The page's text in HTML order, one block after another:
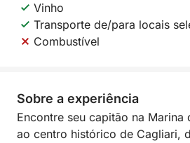
Vinho
Transporte de/para locais
Combustível
Sobre a experiência
Encontre seu capitão na Marina
ao centro histórico de Cagliari,